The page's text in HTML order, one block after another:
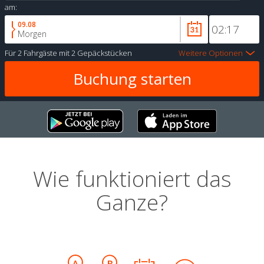
am:
09.08
Morgen
Für2 Fahrgäste mit2 Gepäckstücken Weitere Optionen
Wie funktioniert das
Ganze?